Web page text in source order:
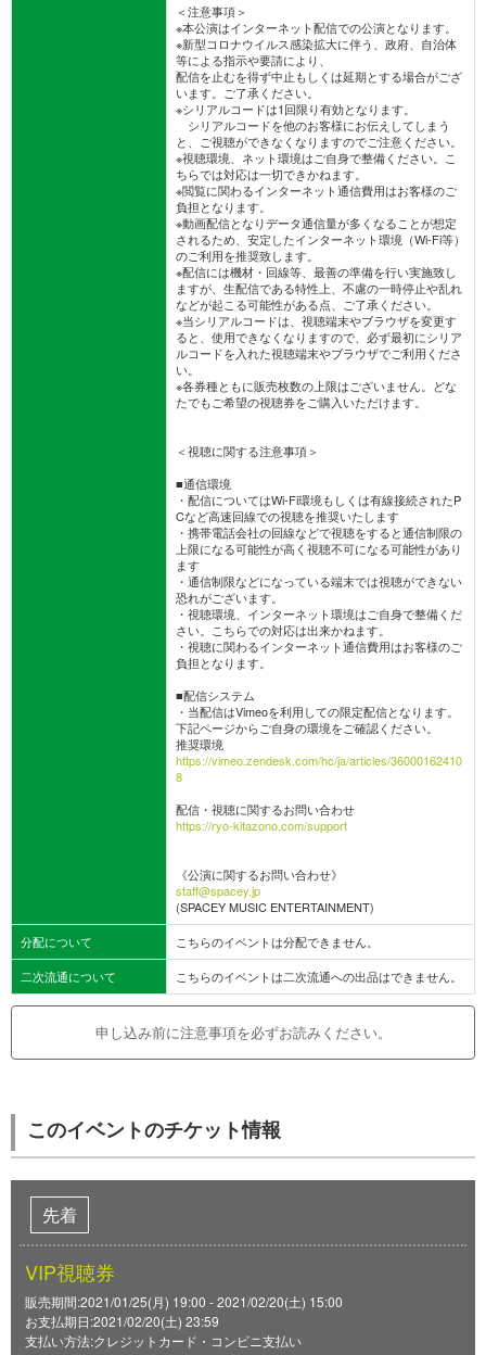
＜注意事項＞
※本公演はインターネット配信での公演となります。
※新型コロナウイルス感染拡大に伴う、政府、自治体
等による指示や要請により、
配信を止むを得ず中止もしくは延期とする場合がござ
います。ご了承ください。
※シリアルコードは1回限り有効となります。
シリアルコードを他のお客様にお伝えしてしまう
と、ご視聴ができなくなりますのでご注意ください。
※視聴環境、ネット環境はご自身で整備ください。こ
ちらでは対応は一切できかねます。
※閲覧に関わるインターネット通信費用はお客様のご
負担となります。
※動画配信となりデータ通信量が多くなることが想定
されるため、安定したインターネット環境（Wi-Fi等）
のご利用を推奨致します。
※配信には機材・回線等、最善の準備を行い実施致し
ますが、生配信である特性上、不慮の一時停止や乱れ
などが起こる可能性がある点、ご了承ください。
※当シリアルコードは、視聴端末やブラウザを変更す
ると、使用できなくなりますので、必ず最初にシリア
ルコードを入れた視聴端末やブラウザでご利用くださ
い。
※各券種ともに販売枚数の上限はございません。どな
たでもご希望の視聴券をご購入いただけます。
＜視聴に関する注意事項＞
■通信環境
・配信についてはWi-Fi環境もしくは有線接続されたP
Cなど高速回線での視聴を推奨いたします
・携帯電話会社の回線などで視聴をすると通信制限の
上限になる可能性が高く視聴不可になる可能性があり
ます
・通信制限などになっている端末では視聴ができない
恐れがございます。
・視聴環境、インターネット環境はご自身で整備くだ
さい。こちらでの対応は出来かねます。
・視聴に関わるインターネット通信費用はお客様のご
負担となります。
■配信システム
・当配信はVimeoを利用しての限定配信となります。
下記ページからご自身の環境をご確認ください。
推奨環境
https://vimeo.zendesk.com/hc/ja/articles/36000162410
8
配信・視聴に関するお問い合わせ
https://ryo-kitazono.com/support
《公演に関するお問い合わせ》
staff@spacey.jp
(SPACEY MUSIC ENTERTAINMENT)
分配について
こちらのイベントは分配できません。
二次流通について
こちらのイベントは二次流通への出品はできません。
申し込み前に注意事項を必ずお読みください。
このイベントのチケット情報
先着
VIP視聴券
販売期間:2021/01/25(月) 19:00 - 2021/02/20(土) 15:00
お支払期日:2021/02/20(土) 23:59
支払い方法:クレジットカード・コンビニ支払い